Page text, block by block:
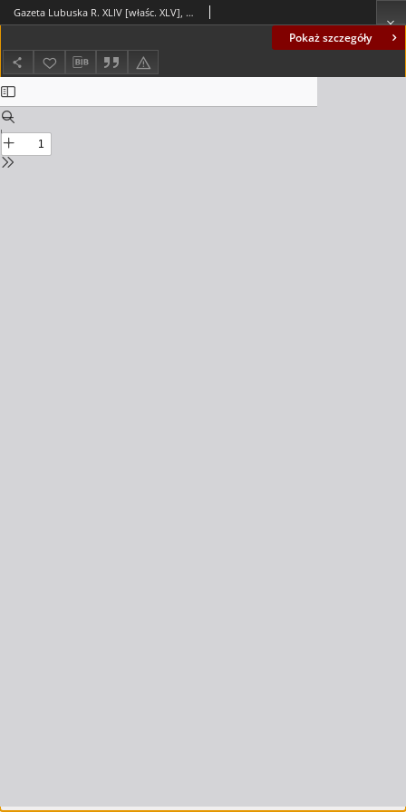
Pokaż szczegóły
Gazeta Lubuska R. XLIV [właśc. XLV], nr 230 (1 października 1996). - Wyd. 1